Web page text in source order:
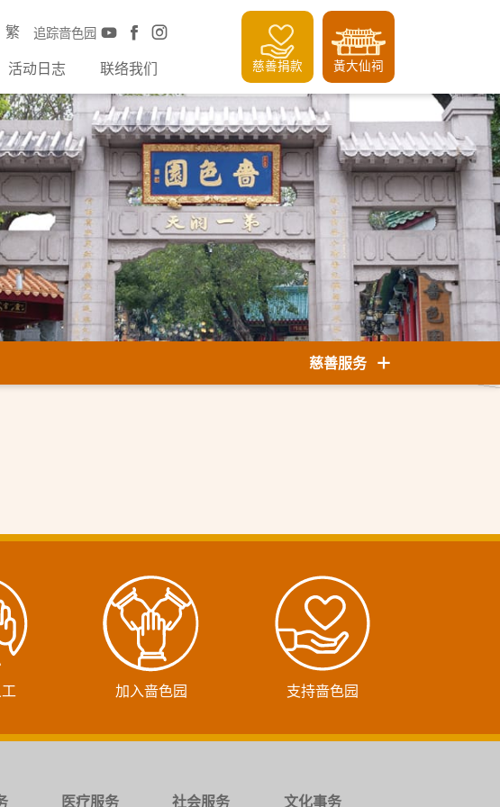
追踪啬色园
繁
活动日志 联络我们 慈善捐款 黃大仙祠
慈善服务
加入啬色园 支持啬色园
医疗服务 社会服务 文化事务